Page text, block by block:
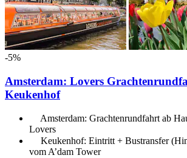
-5%
Amsterdam: Lovers
Keukenhof
Amsterdam: Grachtenrundfahrt ab
Lovers
Keukenhof: Eintritt + Bustransfer
vom A’dam Tower